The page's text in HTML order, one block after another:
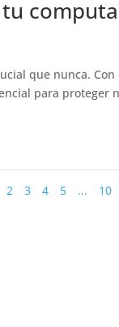
que nunca.
para proteger
2 3 4 5 ... 10